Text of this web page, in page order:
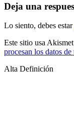
Deja una
Lo siento, debes estar
Este sitio usa
procesan los datos
Alta Definición